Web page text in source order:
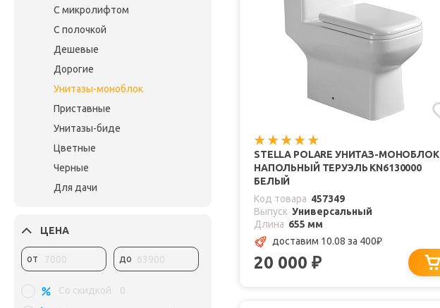
С микролифтом
С полочкой
Дешевые
Дорогие
Унитазы-моноблок
Приставные
Унитазы-биде
Цветные
Черные
Для дачи
ЦЕНА
от до
Со скидкой
0
STELLA POLARE УНИТАЗ-МОНОБЛОК
НАПОЛЬНЫЙ ТЕРУЭЛЬ KN6130000
БЕЛЫЙ
Код товара 457349
Выпуск Универсальный
Длина 655 мм
доставим 10.08 за 400₽
20 000 ₽